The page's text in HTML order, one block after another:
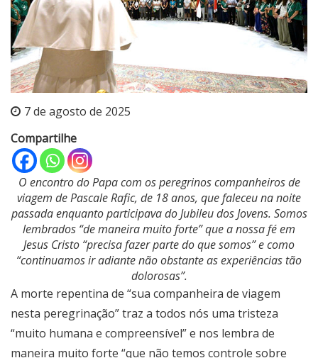
7 de agosto de 2025
Compartilhe
O encontro do Papa com os peregrinos companheiros de
viagem de Pascale Rafic, de 18 anos, que faleceu na noite
passada enquanto participava do Jubileu dos Jovens. Somos
lembrados “de maneira muito forte” que a nossa fé em
Jesus Cristo “precisa fazer parte do que somos” e como
“continuamos ir adiante não obstante as experiências tão
dolorosas”.
A morte repentina de “sua companheira de viagem
nesta peregrinação” traz a todos nós uma tristeza
“muito humana e compreensível” e nos lembra de
maneira muito forte “que não temos controle sobre